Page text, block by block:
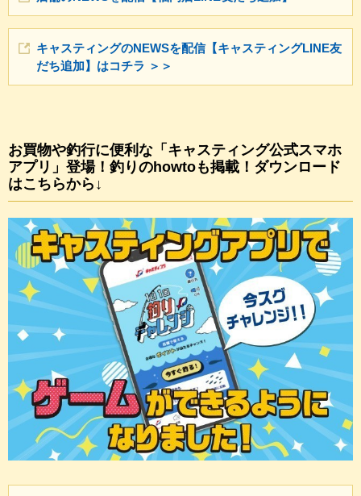
キャスティングのNEWSを配信【キャスティングLINE友
だち追加】はコチラ ＞＞
お買物や釣行に便利な「キャスティング公式スマホ
アプリ」登場！釣りのhowtoも掲載！ダウンロード
はこちらから↓